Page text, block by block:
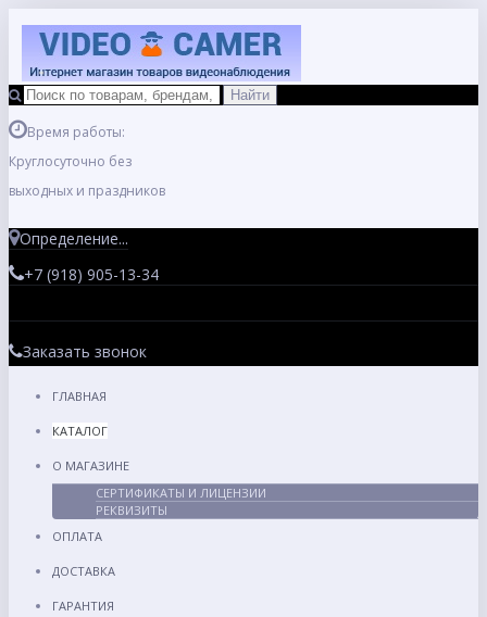
Время работы:
Круглосуточно без
выходных и праздников
Определение...
+7 (918) 905-13-34
Заказать звонок
ГЛАВНАЯ
КАТАЛОГ
О МАГАЗИНЕ
СЕРТИФИКАТЫ И ЛИЦЕНЗИИ
РЕКВИЗИТЫ
ОПЛАТА
ДОСТАВКА
ГАРАНТИЯ